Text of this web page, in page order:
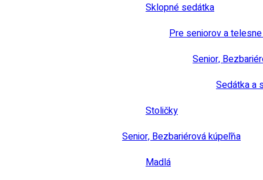
Sklopné sedátka
Pre seniorov a
Senior,
Sedátka a
Stoličky
Senior, Bezbariérová kúpeľňa
Madlá